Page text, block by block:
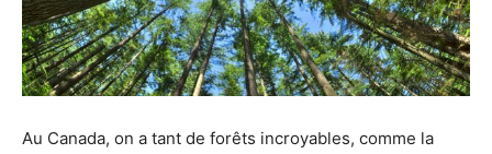
Au Canada, on a tant de forêts incroyables, comme la